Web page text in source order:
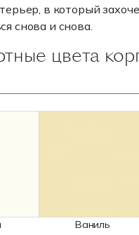
в который
снова и снова.
цвета
Ваниль